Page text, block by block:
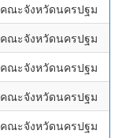
คณะจังหวัดนครปฐม
คณะจังหวัดนครปฐม
คณะจังหวัดนครปฐม
คณะจังหวัดนครปฐม
คณะจังหวัดนครปฐม